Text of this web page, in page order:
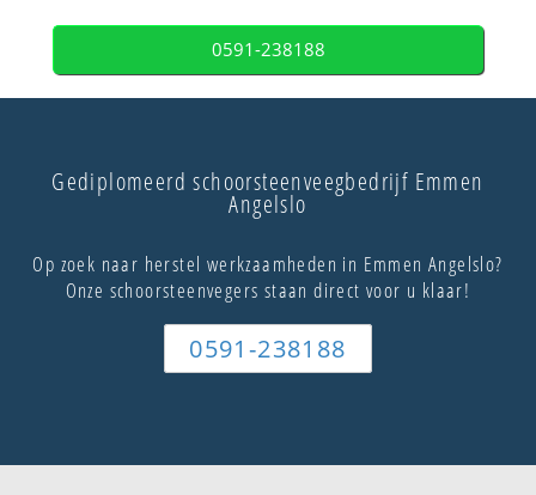
0591-238188
Gediplomeerd schoorsteenveegbedrijf Emmen
Angelslo
Op zoek naar herstel werkzaamheden in Emmen Angelslo?
Onze schoorsteenvegers staan direct voor u klaar!
0591-238188